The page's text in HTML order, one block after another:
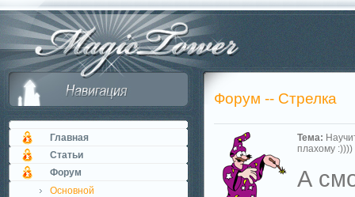
Главная
Статьи
Форум
Основной
Форум -- Стрелка
Тема:
плахому :))))
А